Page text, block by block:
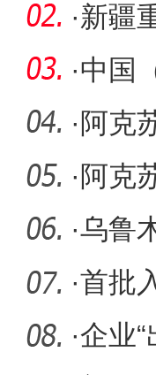
发展
·新疆
投入
·中国
册落
· 阿克
· 阿克
警”候
·乌鲁
署战
·首批
区！
·企业